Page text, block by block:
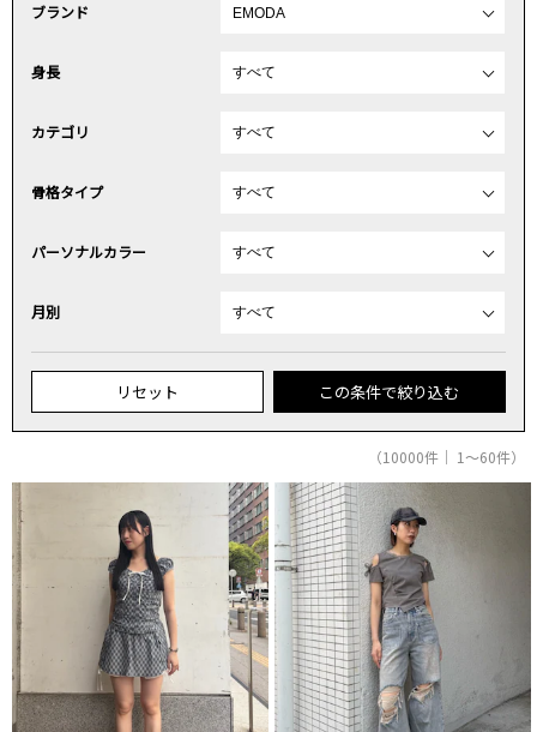
ブランド
身長
カテゴリ
骨格タイプ
パーソナルカラー
月別
リセット この条件で絞り込む
（10000件｜ 1～60件）